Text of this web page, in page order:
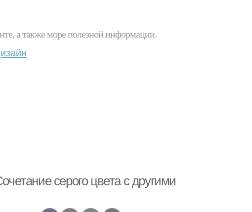
а также море полезной информации.
серого цвета с другими